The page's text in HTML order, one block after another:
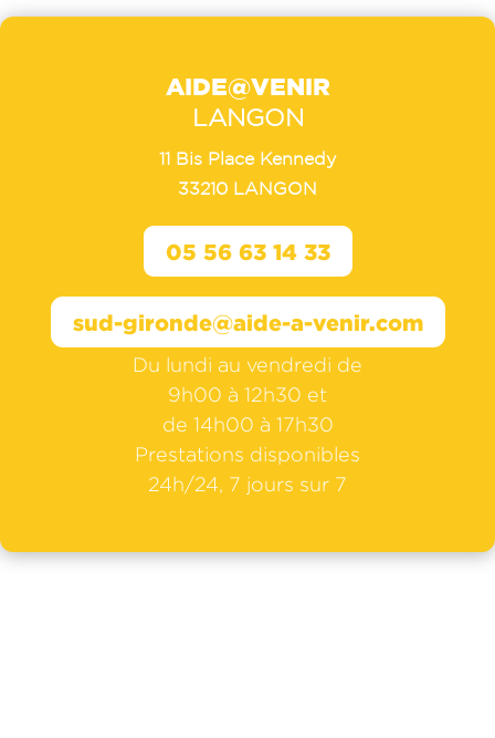
AIDE@VENIR
LANGON
11 Bis Place Kennedy
33210 LANGON
Du lundi au vendredi de
9h00 à 12h30 et
de 14h00 à 17h30
Prestations disponibles
24h/24, 7 jours sur 7
sud-gironde@aide-a-venir.com
05 56 63 14 33